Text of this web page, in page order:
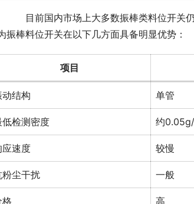
目前国内市场上大多数振棒类料位开关仍
振棒料位开关在以下几方面具备明显优势：
项目
动结构 单管
低检测密度 约
应速度 较慢
粉尘干扰 一般
格 高